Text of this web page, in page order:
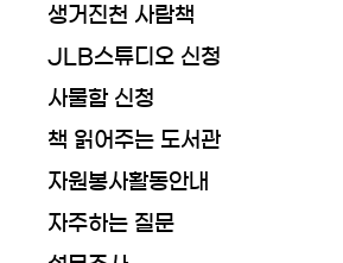
생거진천 사람책
JLB스튜디오 신청
사물함 신청
책 읽어주는 도서관
자원봉사활동안내
자주하는 질문